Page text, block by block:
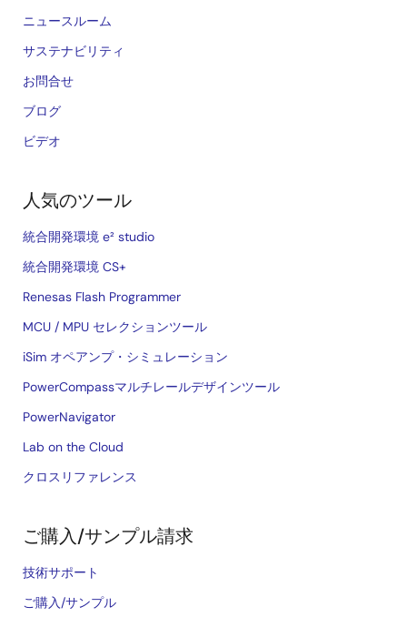
ニュースルーム
サステナビリティ
お問合せ
ブログ
ビデオ
人気のツール
統合開発環境 e² studio
統合開発環境 CS+
Renesas Flash Programmer
MCU / MPU セレクションツール
iSim オペアンプ・シミュレーション
PowerCompassマルチレールデザインツール
PowerNavigator
Lab on the Cloud
クロスリファレンス
ご購入/サンプル請求
技術サポート
ご購入/サンプル